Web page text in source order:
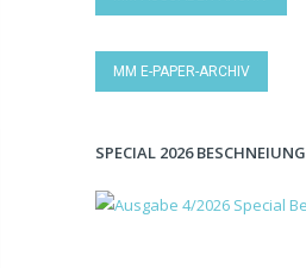
MM E-PAPER-ARCHIV
SPECIAL 2026 BESCHNEIUNG